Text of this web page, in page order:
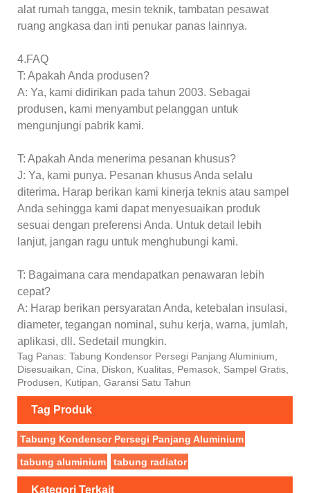
alat rumah tangga, mesin teknik, tambatan pesawat
ruang angkasa dan inti penukar panas lainnya.
4.FAQ
T: Apakah Anda produsen?
A: Ya, kami didirikan pada tahun 2003. Sebagai
produsen, kami menyambut pelanggan untuk
mengunjungi pabrik kami.
T: Apakah Anda menerima pesanan khusus?
J: Ya, kami punya. Pesanan khusus Anda selalu
diterima. Harap berikan kami kinerja teknis atau sampel
Anda sehingga kami dapat menyesuaikan produk
sesuai dengan preferensi Anda. Untuk detail lebih
lanjut, jangan ragu untuk menghubungi kami.
T: Bagaimana cara mendapatkan penawaran lebih
cepat?
A: Harap berikan persyaratan Anda, ketebalan insulasi,
diameter, tegangan nominal, suhu kerja, warna, jumlah,
aplikasi, dll. Sedetail mungkin.
Tag Panas: Tabung Kondensor Persegi Panjang Aluminium,
Disesuaikan, Cina, Diskon, Kualitas, Pemasok, Sampel Gratis,
Produsen, Kutipan, Garansi Satu Tahun
Tag Produk
Tabung Kondensor Persegi Panjang Aluminium
tabung aluminium tabung radiator
Kategori Terkait